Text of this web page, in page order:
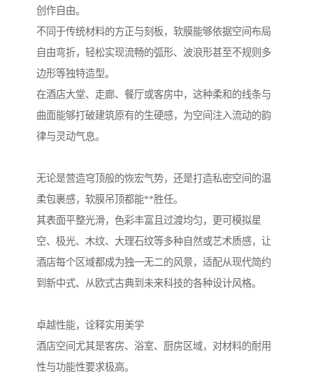
创作自由。
不同于传统材料的方正与刻板，软膜能够依据空间布局
自由弯折，轻松实现流畅的弧形、波浪形甚至不规则多
边形等独特造型。
在酒店大堂、走廊、餐厅或客房中，这种柔和的线条与
曲面能够打破建筑原有的生硬感，为空间注入流动的韵
律与灵动气息。
无论是营造穹顶般的恢宏气势，还是打造私密空间的温
柔包裹感，软膜吊顶都能**胜任。
其表面平整光滑，色彩丰富且过渡均匀，更可模拟星
空、极光、木纹、大理石纹等多种自然或艺术质感，让
酒店每个区域都成为独一无二的风景，适配从现代简约
到新中式、从欧式古典到未来科技的各种设计风格。
卓越性能，诠释实用美学
酒店空间尤其是客房、浴室、厨房区域，对材料的耐用
性与功能性要求极高。